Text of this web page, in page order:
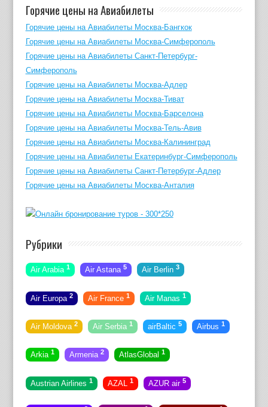
Горячие цены на Авиабилеты
Горячие цены на Авиабилеты Москва-Бангкок
Горячие цены на Авиабилеты Москва-Симферополь
Горячие цены на Авиабилеты Санкт-Петербург-
Симферополь
Горячие цены на Авиабилеты Москва-Адлер
Горячие цены на Авиабилеты Москва-Тиват
Горячие цены на Авиабилеты Москва-Барселона
Горячие цены на Авиабилеты Москва-Тель-Авив
Горячие цены на Авиабилеты Москва-Калининград
Горячие цены на Авиабилеты Екатеринбург-Симферополь
Горячие цены на Авиабилеты Санкт-Петербург-Адлер
Горячие цены на Авиабилеты Москва-Анталия
Рубрики
Air Arabia 1 Air Astana 5 Air Berlin 3
Air Europa 2 Air France 1 Air Manas 1
Air Moldova 2 Air Serbia 1 airBaltic 5 Airbus 1
Arkia 1 Armenia 2 AtlasGlobal 1
Austrian Airlines 1 AZAL 1 AZUR air 5